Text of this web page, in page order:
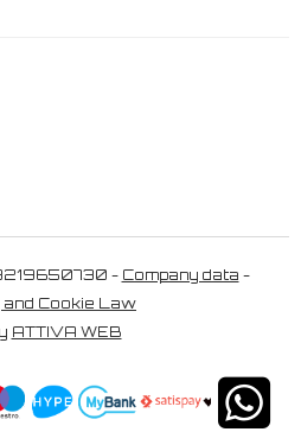
- Company data -
Cookie Law
ATTIVA WEB